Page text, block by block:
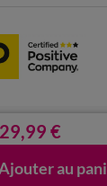
29,99 €
au
Données